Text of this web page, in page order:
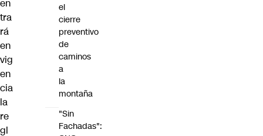
en
tra
rá
en
vig
en
cia
la
re
gl
el
cierre
preventivo
de
caminos
a
la
montaña
"Sin
Fachadas":